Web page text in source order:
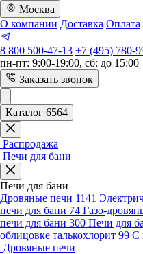
Москва
О компании Доставка Оплата
8 800 500-47-13 +7 (495) 780-
пн-пт: 9:00-19:00, сб: до 15:00
Заказать звонок
Каталог 6564
Распродажа
Печи для бани
Печи для бани
Дровяные печи 1141
печи для бани 74 Газо-
печи для бани 300 Печи для
облицовке талькохлорит 99 С
Дровяные печи